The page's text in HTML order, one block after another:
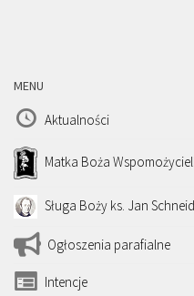
MENU
Aktualności
Matka Boża
Sługa Boży ks. Jan
Ogłoszenia parafialne
Intencje